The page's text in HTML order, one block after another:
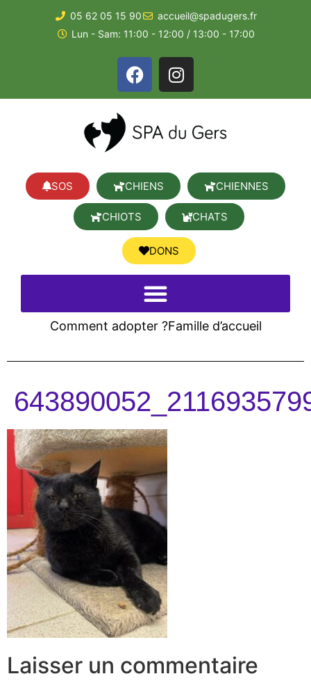
05 62 05 15 90
accueil@spadugers.fr
Lun - Sam: 11:00 - 12:00 / 13:00 - 17:00
SOS CHIENS CHIENNES
CHIOTS CHATS
DONS
Comment adopter ?Famille d’accueil
Laisser un commentaire